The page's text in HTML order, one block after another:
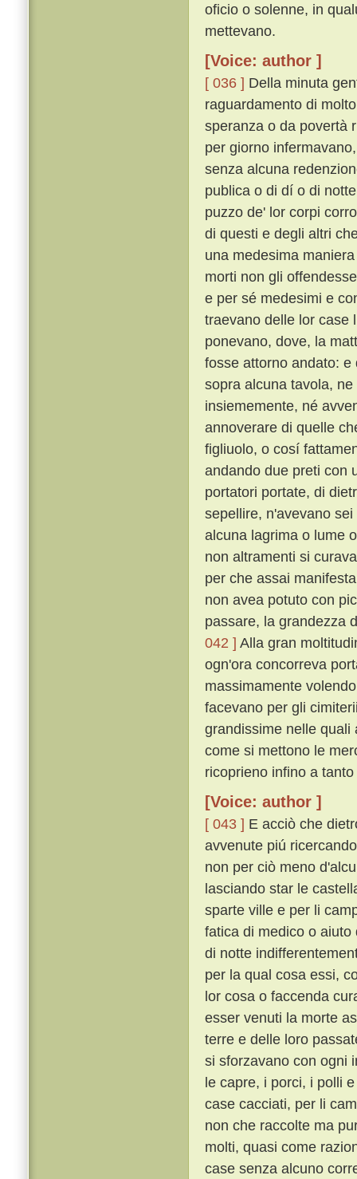
oficio o solenne, in
mettevano.
[Voice: author ]
[ 036 ] Della minuta
raguardamento di
speranza o da povertà
per giorno
senza alcuna
publica o di dí o di
puzzo de' lor corpi
di questi e degli altri
una medesima
morti non gli
e per sé medesimi e
traevano delle lor case
ponevano, dove, la
fosse attorno andato:
sopra alcuna tavola,
insiememente, né
annoverare di quelle
figliuolo, o cosí
andando due preti con
portatori portate, di
sepellire, n'avevano
alcuna lagrima o lume
non altramenti si
per che assai
non avea potuto con
passare, la grandezza
042 ] Alla gran
ogn'ora concorreva
massimamente
facevano per gli
grandissime nelle quali
come si mettono le
ricoprieno infino a
[Voice: author ]
[ 043 ] E acciò che
avvenute piú
non per ciò meno
lasciando star le
sparte ville e per li
fatica di medico o
di notte
per la qual cosa essi,
lor cosa o faccenda
esser venuti la morte
terre e delle loro
si sforzavano con ogni
le capre, i porci, i polli
case cacciati, per li
non che raccolte ma
molti, quasi come
case senza alcuno